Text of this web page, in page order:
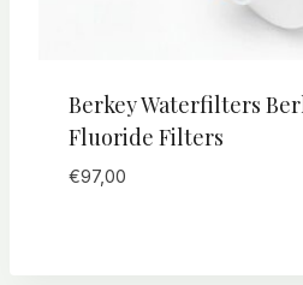
Berkey Waterfilters
Fluoride Filters
€97,00